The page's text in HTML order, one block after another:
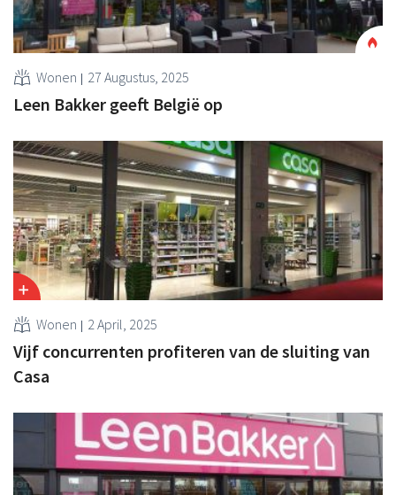
Wonen 27 Augustus, 2025
Leen Bakker geeft België op
Wonen 2 April, 2025
Vijf concurrenten profiteren van de sluiting van
Casa